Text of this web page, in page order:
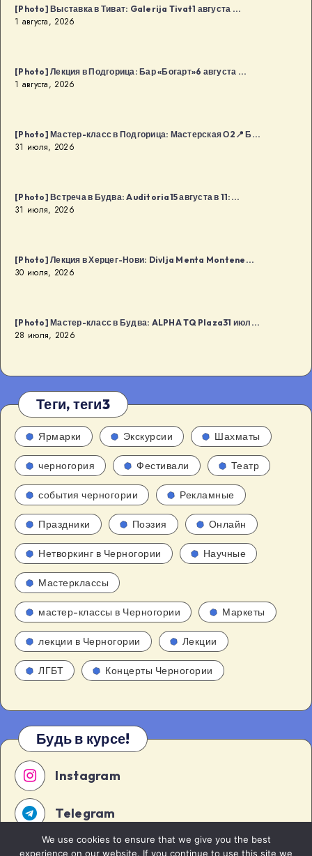
[Photo] Выставка в Тиват: Galerija Tivat1 августа ...
1 августа, 2026
[Photo] Лекция в Подгорица: Бар «Богарт»6 августа ...
1 августа, 2026
[Photo] Мастер-класс в Подгорица: Мастерская О2📍 Б...
31 июля, 2026
[Photo] Встреча в Будва: Auditoria15 августа в 11:...
31 июля, 2026
[Photo] Лекция в Херцег-Нови: Divlja Menta Montene...
30 июля, 2026
[Photo] Мастер-класс в Будва: ALPHA TQ Plaza31 июл...
28 июля, 2026
Теги, теги3
Ярмарки Экскурсии Шахматы
черногория Фестивали Театр
события черногории Рекламные
Праздники Поэзия Онлайн
Нетворкинг в Черногории Научные
Мастерклассы
мастер-классы в Черногории Маркеты
лекции в Черногории Лекции
ЛГБТ Концерты Черногории
Будь в курсе!
Instagram
Telegram
We use cookies to ensure that we give you the best
experience on our website. If you continue to use this site we